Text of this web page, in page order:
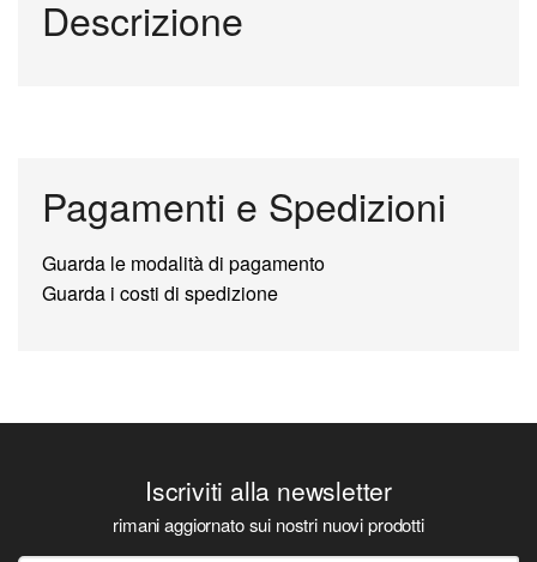
Descrizione
Pagamenti e Spedizioni
Guarda le modalità di pagamento
Guarda i costi di spedizione
Iscriviti alla newsletter
rimani aggiornato sui nostri nuovi prodotti